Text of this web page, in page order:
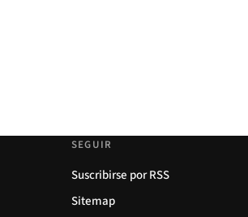
SEGUIR
Suscribirse por RSS
Sitemap